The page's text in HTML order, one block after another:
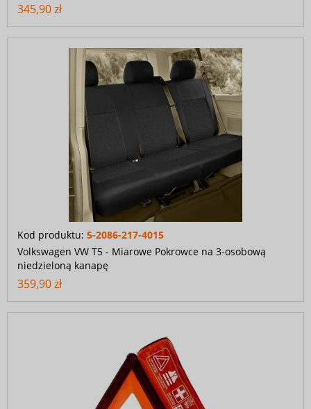
345,90 zł
Kod produktu: 5-2086-217-4015
Volkswagen VW T5 - Miarowe Pokrowce na 3-osobową
niedzieloną kanapę
359,90 zł